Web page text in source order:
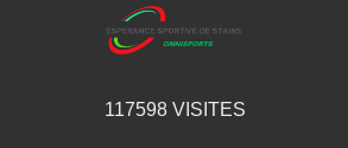
117598VISITES